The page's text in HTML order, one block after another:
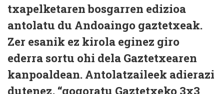
txapelketaren bosgarren edizioa
antolatu du Andoaingo gaztetxeak.
Zer esanik ez kirola eginez giro
ederra sortu ohi dela Gaztetxearen
kanpoaldean. Antolatzaileek adierazi
dutenez, “gogoratu Gaztetxeko 3x3